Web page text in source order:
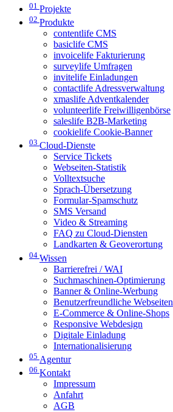
01 Projekte
02 Produkte
contentlife CMS
basiclife CMS
invoicelife Fakturierung
surveylife Umfragen
invitelife Einladungen
contactlife Adressverwaltung
xmaslife Adventkalender
volunteerlife Freiwilligenbörse
saleslife B2B-Marketing
cookielife Cookie-Banner
03 Cloud-Dienste
Service Tickets
Webseiten-Statistik
Volltextsuche
Sprach-Übersetzung
Formular-Spamschutz
SMS Versand
Video & Streaming
FAQ zu Cloud-Diensten
Landkarten & Geoverortung
04 Wissen
Barrierefrei / WAI
Suchmaschinen-Optimierung
Banner & Online-Werbung
Benutzerfreundliche Webseiten
E-Commerce & Online-Shops
Responsive Webdesign
Digitale Einladung
Internationalisierung
05 Agentur
06 Kontakt
Impressum
Anfahrt
AGB